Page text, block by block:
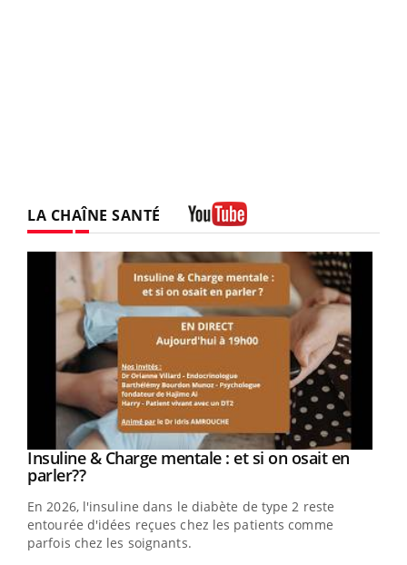
LA CHAÎNE SANTÉ
Youtube
Insuline & Charge mentale : et si on osait en
parler??Youtube
En 2026, l'insuline dans le diabète de type 2 reste
entourée d'idées reçues chez les patients comme
parfois chez les soignants.